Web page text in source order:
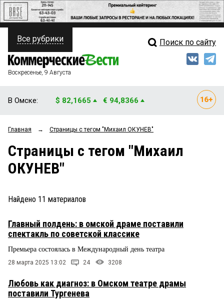
ПОЛИТИКА
ФИНАНСЫ
ОБЩЕСТВО
ЗАКОН
ПРОИСШЕСТВИЯ
СТИЛЬ ЖИЗНИ
Свежий выпуск
Мнения
Рейтинги
Все рубрики Поиск по сайту
Воскресенье, 9 Августа
В Омске: $ 82,1665 € 94,8366
Главная → Страницы c тегом "Михаил ОКУНЕВ"
Страницы c тегом "Михаил
ОКУНЕВ"
Найдено 11 материалов
Главный полдень: в омской драме поставили
спектакль по советской классике
Премьера состоялась в Международный день театра
28 марта 2025 13:02 24 3208
Любовь как диагноз: в Омском театре драмы
поставили Тургенева